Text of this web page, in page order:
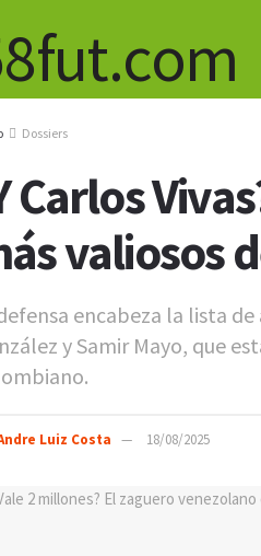
Dossiers
Carlos
valiosos
encabeza la lista
y Samir Mayo, que
Luiz Costa 18/08/2025